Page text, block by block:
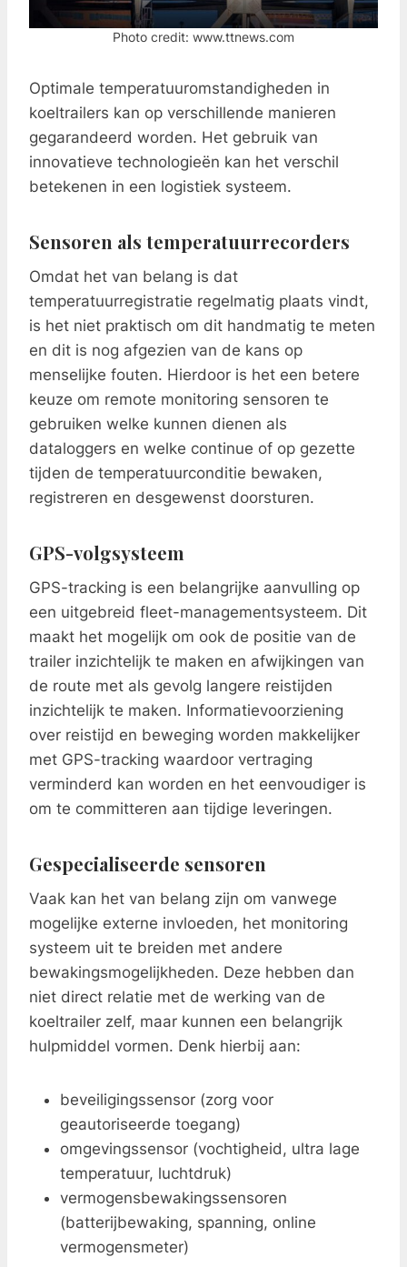
Photo credit: www.ttnews.com
Optimale temperatuuromstandigheden in
koeltrailers kan op verschillende manieren
gegarandeerd worden. Het gebruik van
innovatieve technologieën kan het verschil
betekenen in een logistiek systeem.
Sensoren als temperatuurrecorders
Omdat het van belang is dat
temperatuurregistratie regelmatig plaats vindt,
is het niet praktisch om dit handmatig te meten
en dit is nog afgezien van de kans op
menselijke fouten. Hierdoor is het een betere
keuze om remote monitoring sensoren te
gebruiken welke kunnen dienen als
dataloggers en welke continue of op gezette
tijden de temperatuurconditie bewaken,
registreren en desgewenst doorsturen.
GPS-volgsysteem
GPS-tracking is een belangrijke aanvulling op
een uitgebreid fleet-managementsysteem. Dit
maakt het mogelijk om ook de positie van de
trailer inzichtelijk te maken en afwijkingen van
de route met als gevolg langere reistijden
inzichtelijk te maken. Informatievoorziening
over reistijd en beweging worden makkelijker
met GPS-tracking waardoor vertraging
verminderd kan worden en het eenvoudiger is
om te committeren aan tijdige leveringen.
Gespecialiseerde sensoren
Vaak kan het van belang zijn om vanwege
mogelijke externe invloeden, het monitoring
systeem uit te breiden met andere
bewakingsmogelijkheden. Deze hebben dan
niet direct relatie met de werking van de
koeltrailer zelf, maar kunnen een belangrijk
hulpmiddel vormen. Denk hierbij aan:
beveiligingssensor (zorg voor
geautoriseerde toegang)
omgevingssensor (vochtigheid, ultra lage
temperatuur, luchtdruk)
vermogensbewakingssensoren
(batterijbewaking, spanning, online
vermogensmeter)